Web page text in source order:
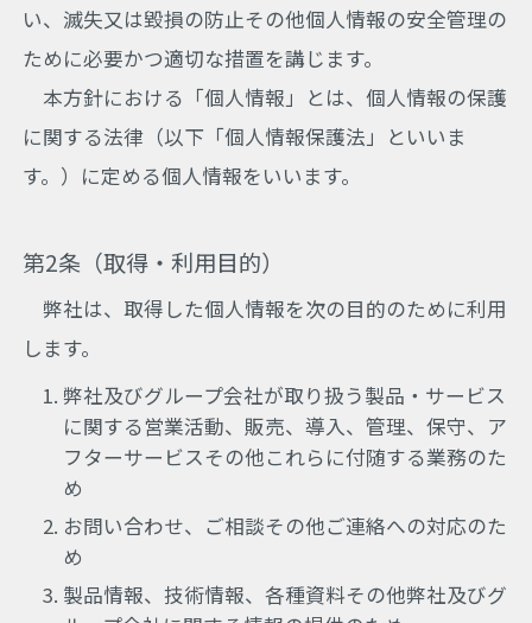
い、滅失又は毀損の防止その他個人情報の安全管理の
ために必要かつ適切な措置を講じます。
本方針における「個人情報」とは、個人情報の保護
に関する法律（以下「個人情報保護法」といいま
す。）に定める個人情報をいいます。
第2条（取得・利用目的）
弊社は、取得した個人情報を次の目的のために利用
します。
弊社及びグループ会社が取り扱う製品・サービス
に関する営業活動、販売、導入、管理、保守、ア
フターサービスその他これらに付随する業務のた
め
お問い合わせ、ご相談その他ご連絡への対応のた
め
製品情報、技術情報、各種資料その他弊社及びグ